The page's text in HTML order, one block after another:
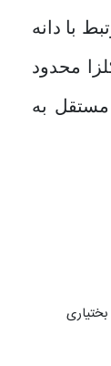
با دانه
محدود
دفتر مستقل به